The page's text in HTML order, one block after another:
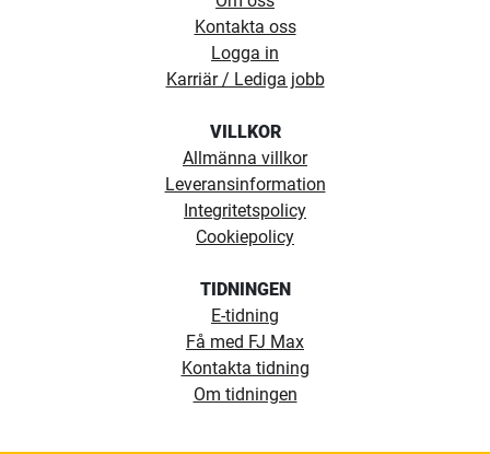
Kontakta oss
Logga in
Karriär / Lediga jobb
VILLKOR
Allmänna villkor
Leveransinformation
Integritetspolicy
Cookiepolicy
TIDNINGEN
E-tidning
Få med FJ Max
Kontakta tidning
Om tidningen